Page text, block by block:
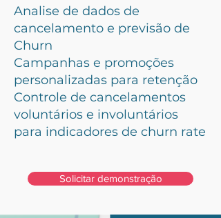
Analise de dados de
cancelamento e previsão de
Churn
Campanhas e promoções
personalizadas para retenção
Controle de cancelamentos
voluntários e involuntários
para indicadores de churn rate
Solicitar demonstração